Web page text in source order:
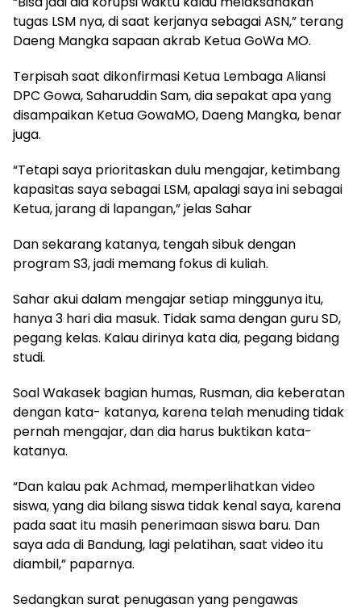
tugas LSM nya, di saat kerjanya sebagai ASN,” terang
Daeng Mangka sapaan akrab Ketua GoWa MO.
Terpisah saat dikonfirmasi Ketua Lembaga Aliansi
DPC Gowa, Saharuddin Sam, dia sepakat apa yang
disampaikan Ketua GowaMO, Daeng Mangka, benar
juga.
“Tetapi saya prioritaskan dulu mengajar, ketimbang
kapasitas saya sebagai LSM, apalagi saya ini sebagai
Ketua, jarang di lapangan,” jelas Sahar
Dan sekarang katanya, tengah sibuk dengan
program S3, jadi memang fokus di kuliah.
Sahar akui dalam mengajar setiap minggunya itu,
hanya 3 hari dia masuk. Tidak sama dengan guru SD,
pegang kelas. Kalau dirinya kata dia, pegang bidang
studi.
Soal Wakasek bagian humas, Rusman, dia keberatan
dengan kata- katanya, karena telah menuding tidak
pernah mengajar, dan dia harus buktikan kata-
katanya.
“Dan kalau pak Achmad, memperlihatkan video
siswa, yang dia bilang siswa tidak kenal saya, karena
pada saat itu masih penerimaan siswa baru. Dan
saya ada di Bandung, lagi pelatihan, saat video itu
diambil,” paparnya.
Sedangkan surat penugasan yang pengawas